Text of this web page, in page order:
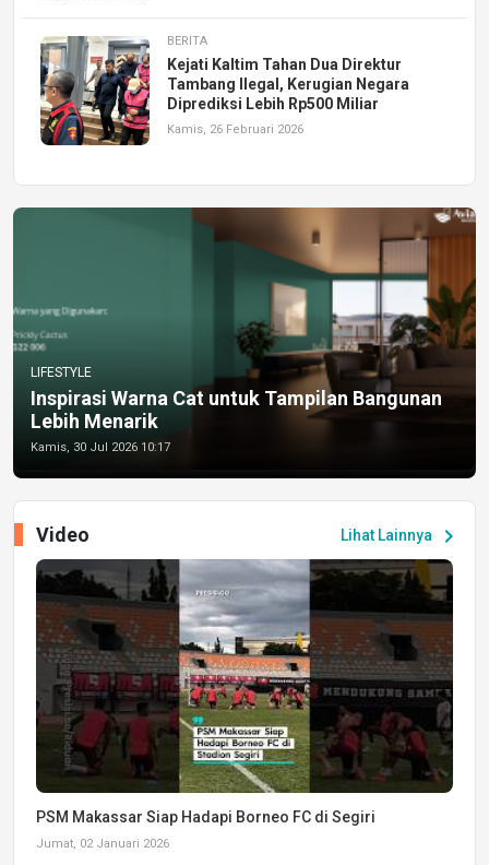
BERITA
Kejati Kaltim Tahan Dua Direktur
Tambang Ilegal, Kerugian Negara
Diprediksi Lebih Rp500 Miliar
Kamis, 26 Februari 2026
LIFESTYLE
Inspirasi Warna Cat untuk Tampilan Bangunan
Lebih Menarik
Kamis, 30 Jul 2026 10:17
Lihat Lainnya chevron_right
Video
PSM Makassar Siap Hadapi Borneo FC di Segiri
Jumat, 02 Januari 2026